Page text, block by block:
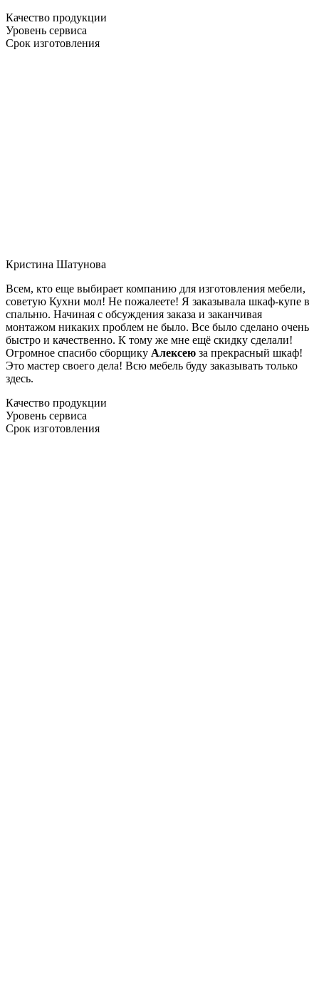
Качество продукции
Уровень сервиса
Срок изготовления
Кристина Шатунова
Всем, кто еще выбирает компанию для изготовления мебели,
советую Кухни мол! Не пожалеете! Я заказывала шкаф-купе в
спальню. Начиная с обсуждения заказа и заканчивая
монтажом никаких проблем не было. Все было сделано очень
быстро и качественно. К тому же мне ещё скидку сделали!
Огромное спасибо сборщику Алексею за прекрасный шкаф!
Это мастер своего дела! Всю мебель буду заказывать только
здесь.
Качество продукции
Уровень сервиса
Срок изготовления